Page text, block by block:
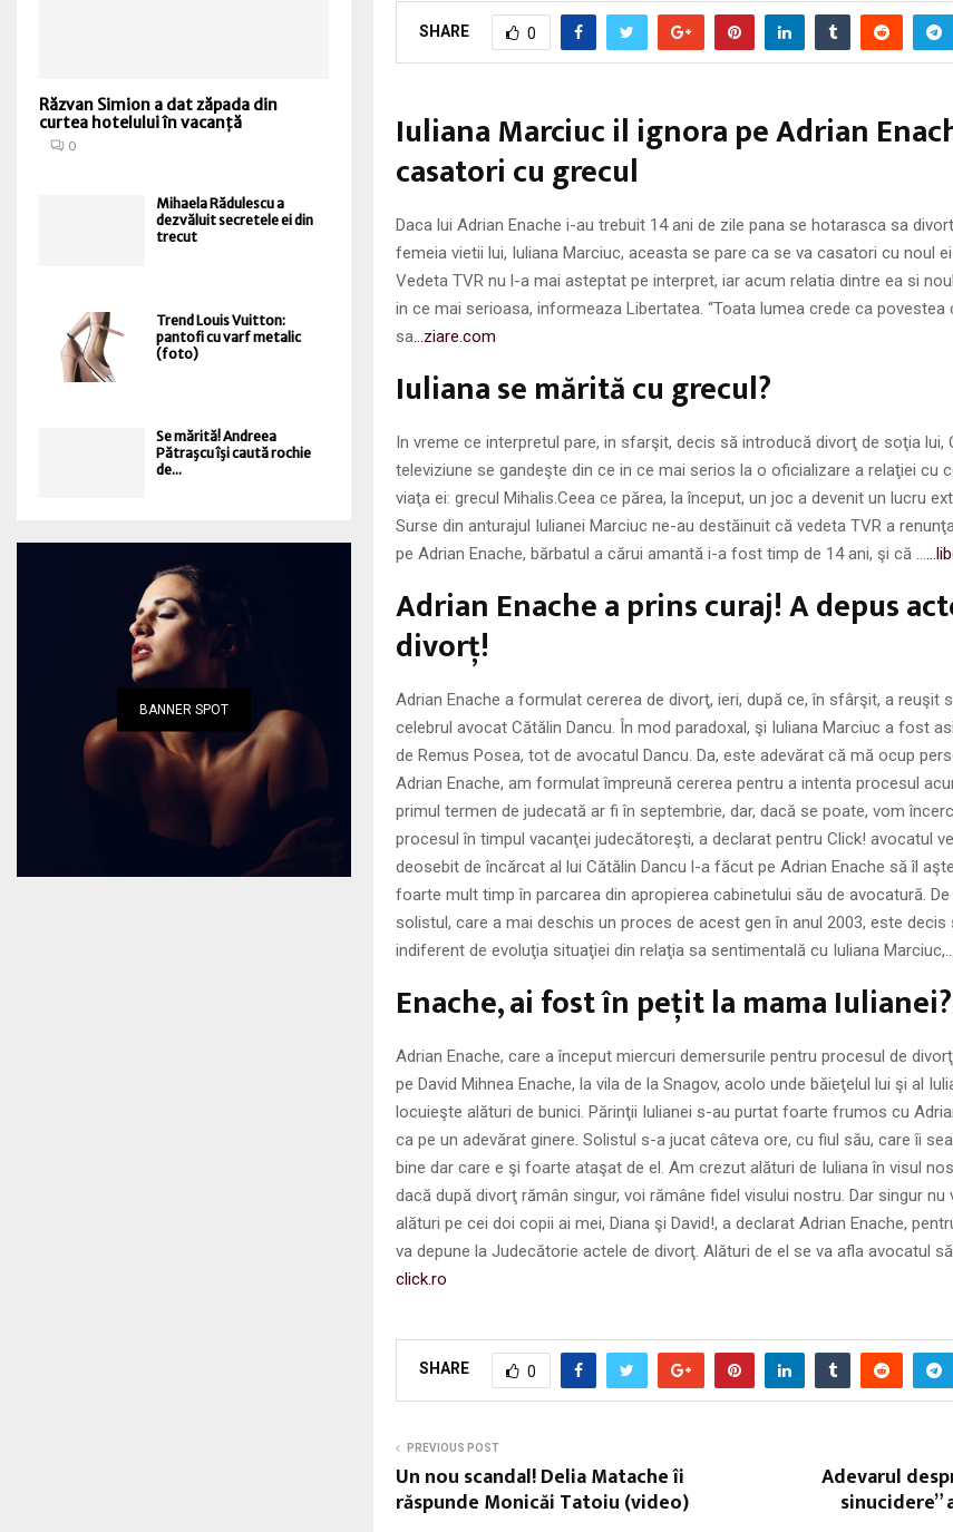
SHARE 0
Iuliana Marciuc il ignora pe Adrian
casatori cu grecul
Daca lui Adrian Enache i-au trebuit 14 ani de zile pana se hotarasca sa
femeia vietii lui, Iuliana Marciuc, aceasta se pare ca se va casatori cu noul ei
Vedeta TVR nu l-a mai asteptat pe interpret, iar acum relatia dintre ea si
in ce mai serioasa, informeaza Libertatea. “Toata lumea crede ca povestea
sa …ziare.com
Iuliana se mărită cu grecul?
In vreme ce interpretul pare, in sfarşit, decis să introducă divorţ de soţia lui,
televiziune se gandeşte din ce in ce mai serios la o oficializare a relaţiei cu
viaţa ei: grecul Mihalis.Ceea ce părea, la început, un joc a devenit un lucru
Surse din anturajul Iulianei Marciuc ne-au destăinuit că vedeta TVR a
pe Adrian Enache, bărbatul a cărui amantă i-a fost timp de 14 ani, şi că …
Adrian Enache a prins curaj! A depus
divorţ!
Adrian Enache a formulat cererea de divorţ, ieri, după ce, în sfârşit, a reuşit
celebrul avocat Cătălin Dancu. În mod paradoxal, şi Iuliana Marciuc a fost
de Remus Posea, tot de avocatul Dancu. Da, este adevărat că mă ocup
Adrian Enache, am formulat împreună cererea pentru a intenta procesul
primul termen de judecată ar fi în septembrie, dar, dacă se poate, vom
procesul în timpul vacanţei judecătoreşti, a declarat pentru Click! avocatul
deosebit de încărcat al lui Cătălin Dancu l-a făcut pe Adrian Enache să îl
foarte mult timp în parcarea din apropierea cabinetului său de avocatură.
solistul, care a mai deschis un proces de acest gen în anul 2003, este decis
indiferent de evoluţia situaţiei din relaţia sa sentimentală cu Iuliana
Enache, ai fost în peţit la mama Iulianei?
Adrian Enache, care a început miercuri demersurile pentru procesul de
pe David Mihnea Enache, la vila de la Snagov, acolo unde băieţelul lui şi al
locuieşte alături de bunici. Părinţii Iulianei s-au purtat foarte frumos cu
ca pe un adevărat ginere. Solistul s-a jucat câteva ore, cu fiul său, care îi
bine dar care e şi foarte ataşat de el. Am crezut alături de Iuliana în visul
dacă după divorţ rămân singur, voi rămâne fidel visului nostru. Dar singur nu
alături pe cei doi copii ai mei, Diana şi David!, a declarat Adrian Enache,
va depune la Judecătorie actele de divorţ. Alături de el se va afla avocatul
click.ro
SHARE 0
PREVIOUS POST
Un nou scandal! Delia Matache îi
răspunde Monicăi Tatoiu (video)
Adevarul
sinucidere”
Răzvan Simion a dat zăpada din
curtea hotelului în vacanță
0
Mihaela Rădulescu a
dezvăluit secretele ei din
trecut
Trend Louis Vuitton:
pantofi cu varf metalic
(foto)
Se mărită! Andreea
Pătraşcu îşi caută rochie
de...
BANNER SPOT